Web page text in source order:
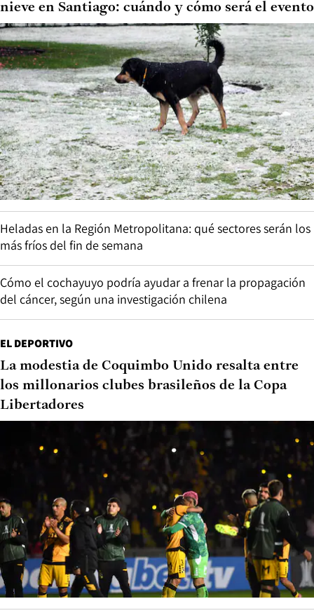
nieve en Santiago: cuándo y cómo será el evento
Heladas en la Región Metropolitana: qué sectores serán los
más fríos del fin de semana
Cómo el cochayuyo podría ayudar a frenar la propagación
del cáncer, según una investigación chilena
EL DEPORTIVO
La modestia de Coquimbo Unido resalta entre
los millonarios clubes brasileños de la Copa
Libertadores